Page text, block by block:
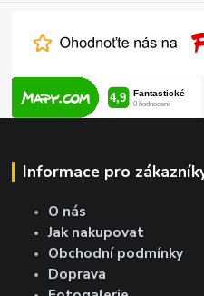
Informace pro
O nás
Jak nakupovat
Obchodní podmínky
Doprava